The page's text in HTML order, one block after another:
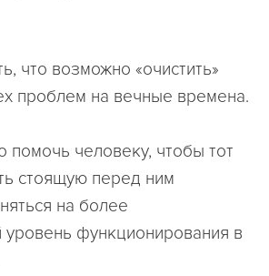
что возможно «очистить»
проблем на вечные времена.
помочь человеку, чтобы тот
стоящую перед ним
на более
уровень функционирования в